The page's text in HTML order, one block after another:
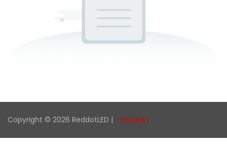
Copyright © 2026 ReddotLED | Sittekart